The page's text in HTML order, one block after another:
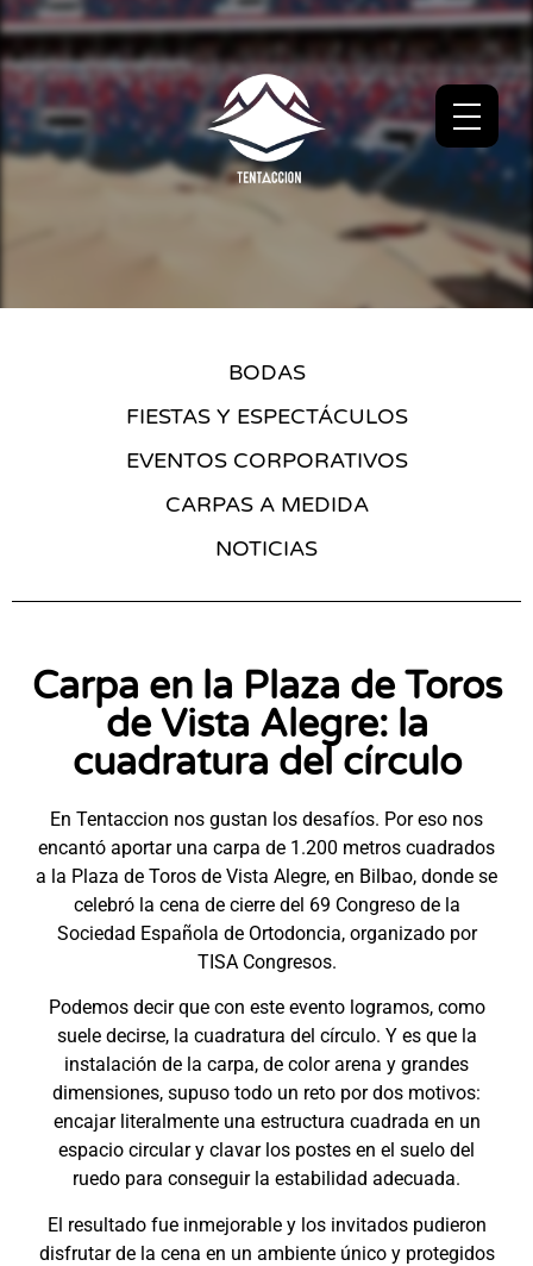
BODAS
FIESTAS Y ESPECTÁCULOS
EVENTOS CORPORATIVOS
CARPAS A MEDIDA
NOTICIAS
Carpa en la Plaza de Toros
de Vista Alegre: la
cuadratura del círculo
En Tentaccion nos gustan los desafíos. Por eso nos
encantó aportar una carpa de 1.200 metros cuadrados
a la Plaza de Toros de Vista Alegre, en Bilbao, donde se
celebró la cena de cierre del 69 Congreso de la
Sociedad Española de Ortodoncia, organizado por
TISA Congresos.
Podemos decir que con este evento logramos, como
suele decirse, la cuadratura del círculo. Y es que la
instalación de la carpa, de color arena y grandes
dimensiones, supuso todo un reto por dos motivos:
encajar literalmente una estructura cuadrada en un
espacio circular y clavar los postes en el suelo del
ruedo para conseguir la estabilidad adecuada.
El resultado fue inmejorable y los invitados pudieron
disfrutar de la cena en un ambiente único y protegidos